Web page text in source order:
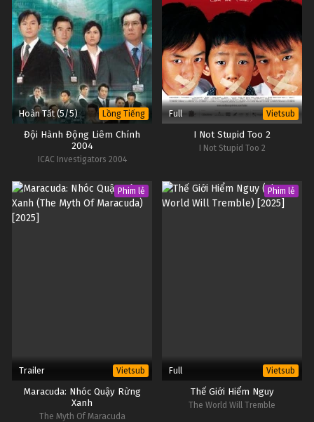
Hoàn Tất (5/5) Lồng Tiếng
Đội Hành Động Liêm Chính
2004
ICAC Investigators 2004
Full Vietsub
I Not Stupid Too 2
I Not Stupid Too 2
Phim lẻ
Trailer Vietsub
Maracuda: Nhóc Quậy Rừng
Xanh
The Myth Of Maracuda
Phim lẻ
Full Vietsub
Thế Giới Hiểm Nguy
The World Will Tremble